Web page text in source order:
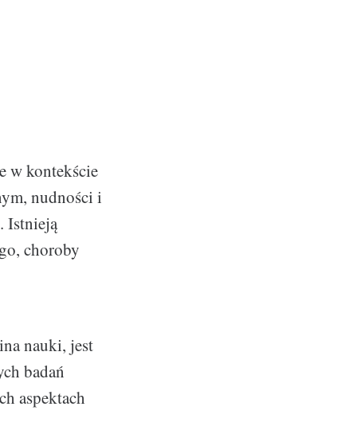
w kontekście
nudności i
Istnieją
choroby
nauki, jest
badań
aspektach